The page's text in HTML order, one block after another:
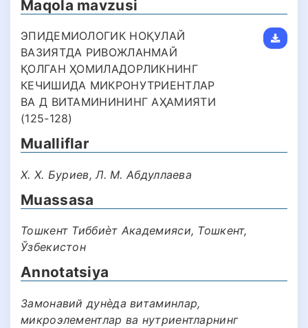
Maqola mavzusi
ЭПИДЕМИОЛОГИК НОҚУЛАЙ
ВАЗИЯТДА РИВОЖЛАНМАЙ
ҚОЛГАН ҲОМИЛАДОРЛИКНИНГ
КЕЧИШИДА МИКРОНУТРИЕНТЛАР
ВА Д ВИТАМИНИНИНГ АҲАМИЯТИ
(125-128)
Mualliflar
Х. Х. Буриев, Л. М. Абдуллаева
Muassasa
Тошкент Тиббиѐт Академияси, Тошкент,
Ўзбекистон
Annotatsiya
Замонавий дунѐда витаминлар,
микроэлементлар ва нутриентларнинг